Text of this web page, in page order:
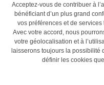
Acceptez-vous de contribuer à
bénéficiant d’un plus grand
vos préférences et de
Avec votre accord, nous
votre géolocalisation et à
laisserons toujours la possibilité
définir les cookies